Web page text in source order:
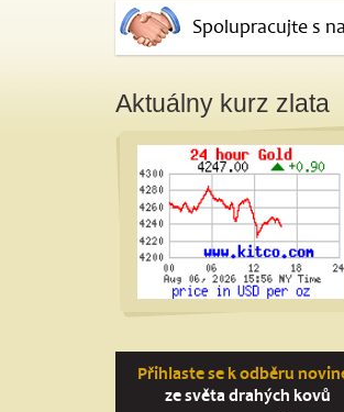
Spolupracujte s
Aktuálny kurz zlata
Přihlaste se k odběru
ze světa drahých kovů